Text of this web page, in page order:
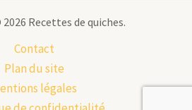
Recettes de quiches.
Contact
Plan du site
légales